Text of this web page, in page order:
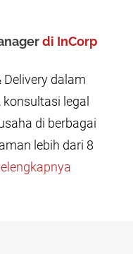
di InCorp
dalam
legal
di berbagai
lebih dari 8